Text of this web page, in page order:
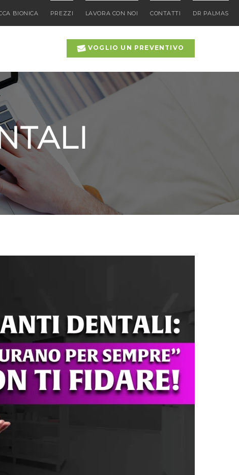
BIONICA PREZZI LAVORA CON NOI CONTATTI DR PALMAS
VOGLIO UN PREVENTIVO